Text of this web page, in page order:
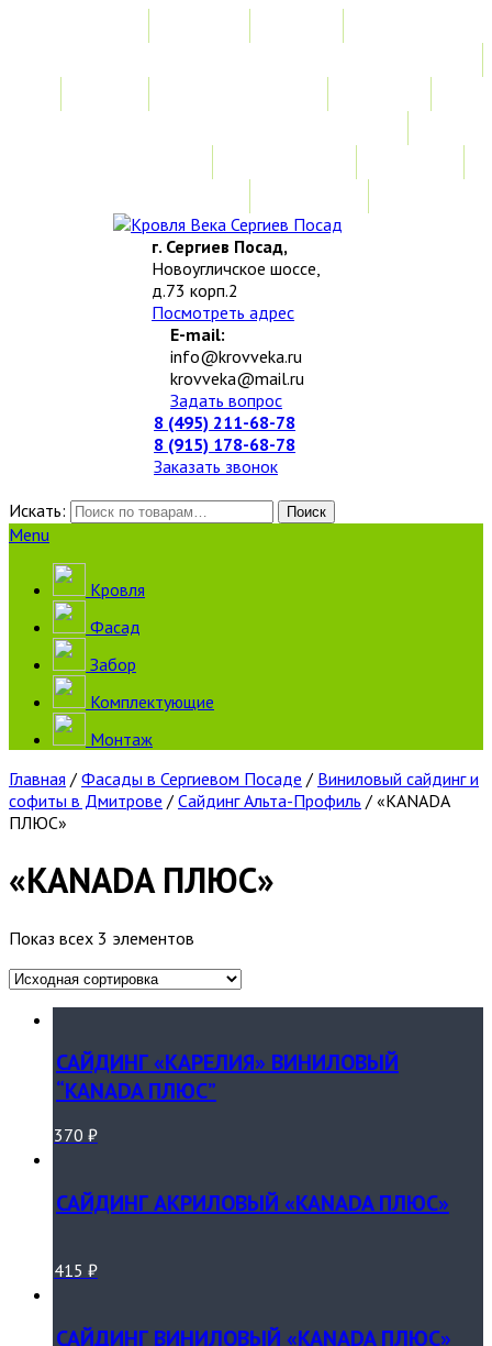
г. Сергиев Посад,
Новоугличское шоссе,
д.73 корп.2
Посмотреть адрес
E-mail:
info@krovveka.ru
krovveka@mail.ru
Задать вопрос
8 (495) 211-68-78
8 (915) 178-68-78
Заказать звонок
Искать:
Поиск
Menu
Кровля
Фасад
Забор
Комплектующие
Монтаж
Главная / Фасады в Сергиевом Посаде / Виниловый сайдинг и
софиты в Дмитрове / Сайдинг Альта-Профиль / «KANADA
ПЛЮС»
«KANADA ПЛЮС»
Показ всех 3 элементов
САЙДИНГ «КАРЕЛИЯ» ВИНИЛОВЫЙ
“KANADA ПЛЮС”
370 ₽
САЙДИНГ АКРИЛОВЫЙ «KANADA ПЛЮС»
415 ₽
САЙДИНГ ВИНИЛОВЫЙ «KANADA ПЛЮС»